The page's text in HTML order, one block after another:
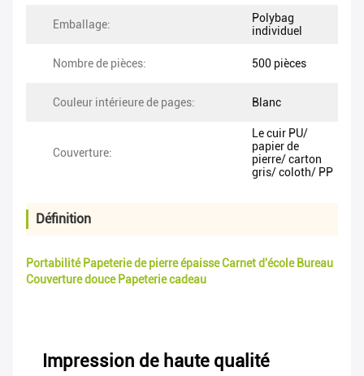
Emballage:
Polybag
individuel
Nombre de pièces: 500 pièces
Couleur intérieure de pages: Blanc
Couverture:
Le cuir PU/
papier de
pierre/ carton
gris/ coloth/ PP
Définition
Portabilité Papeterie de pierre épaisse Carnet d'école Bureau
Couverture douce Papeterie cadeau
Impression de haute qualité